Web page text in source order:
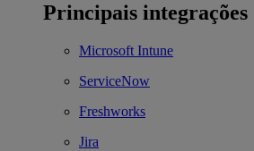
Principais integrações
Microsoft Intune
ServiceNow
Freshworks
Jira